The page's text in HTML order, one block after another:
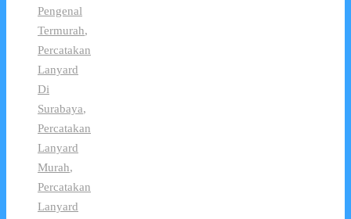
Pengenal
Termurah,
Percatakan
Lanyard
Di
Surabaya,
Percatakan
Lanyard
Murah,
Percatakan
Lanyard